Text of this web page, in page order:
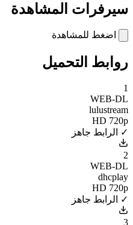
سيرفرات المشاهدة
اضغط للمشاهدة
روابط التحميل
1
WEB-DL
lulustream
HD 720p
✓ الرابط جاهز
2
WEB-DL
dhcplay
HD 720p
✓ الرابط جاهز
3